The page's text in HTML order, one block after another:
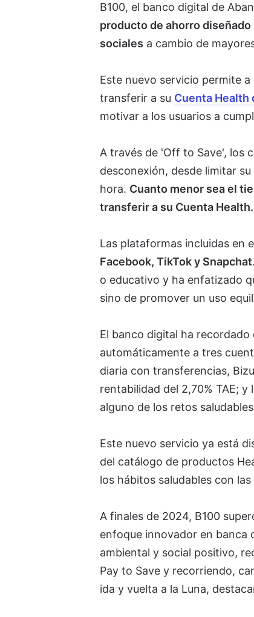
B100, el banco digital de
producto de ahorro
sociales a cambio de
Este nuevo servicio permite
transferir a su Cuenta Health
motivar a los usuarios a
A través de 'Off to Save', los
desconexión, desde limitar
hora. Cuanto menor sea el
transferir a su Cuenta Health.
Las plataformas incluidas en
Facebook, TikTok y Snapchat
o educativo y ha enfatizado
sino de promover un uso
El banco digital ha recordado
automáticamente a tres
diaria con transferencias,
rentabilidad del 2,70% TAE; y
alguno de los retos
Este nuevo servicio ya está
del catálogo de productos
los hábitos saludables con
A finales de 2024, B100
enfoque innovador en banca
ambiental y social positivo,
Pay to Save y recorriendo,
ida y vuelta a la Luna,